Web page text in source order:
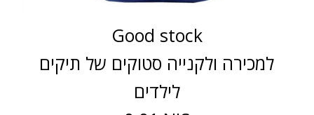
Good stock
למכירה ולקנייה סטוקים של תיקים
לילדים